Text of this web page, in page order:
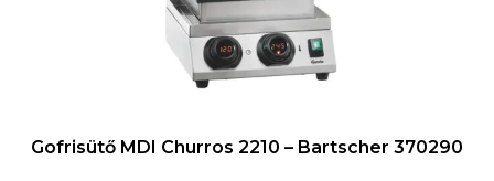
Gofrisütő MDI Churros 2210 – Bartscher 370290